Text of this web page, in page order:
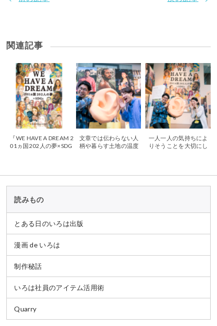
関連記事
『WE HAVE A DREAM 2
01ヵ国202人の夢×SDG
人が書き下ろし！
文章では伝わらない人
柄や暮らす土地の温度
01カ国202人の夢×SDG
s』
一人一人の気持ちによ
りそうことを大切にし
を。『WE HAVE A DRE
AM 201カ国202人の夢×
読みもの
とある日のいろは出版
漫画 de いろは
制作秘話
いろは社員のアイテム活用術
Quarry